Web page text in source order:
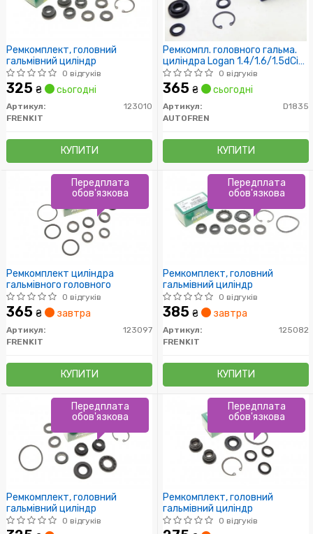
Ремкомплект, головний
гальмівний циліндр
0 відгуків
325 ₴ сьогодні
Артикул:
123010
FRENKIT
КУПИТИ
Ремкомпл. головного гальма.
циліндра Logan 1.4/1.6/1.5dCi
04- 22,2mm0 відгуків
365 ₴ сьогодні
Артикул:
D1835
AUTOFREN
КУПИТИ
Ремкомплект циліндра
гальмівного головного
0 відгуків
365 ₴ завтра
Артикул:
123097
FRENKIT
КУПИТИ
Передплата
обов'язкова
Ремкомплект, головний
гальмівний циліндр
0 відгуків
385 ₴ завтра
Артикул:
125082
FRENKIT
КУПИТИ
Передплата
обов'язкова
Ремкомплект, головний
гальмівний циліндр
0 відгуків
Передплата
обов'язкова
Ремкомплект, головний
гальмівний циліндр
0 відгуків
Передплата
обов'язкова